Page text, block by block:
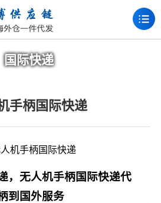
国际快递
手柄国际快递
，无人机手柄国际快递代
到国外服务